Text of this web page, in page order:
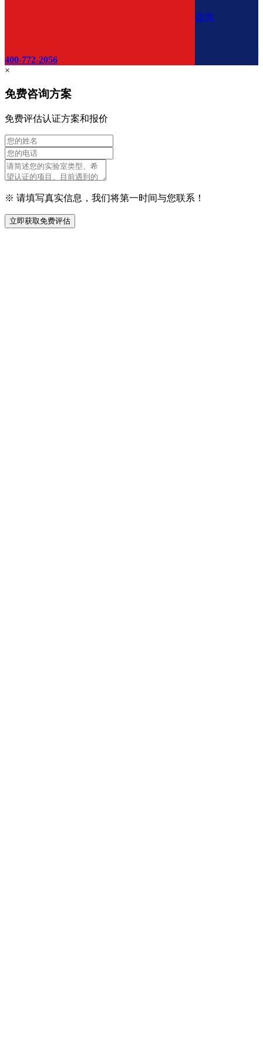
400-772-2056
咨询
×
免费咨询方案
免费评估认证方案和报价
※ 请填写真实信息，我们将第一时间与您联系！
立即获取免费评估